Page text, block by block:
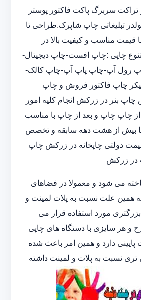
تراکت سربرگ پاکت فاکتور پوستر
تبلیغاتی چاپ شاپرک.طراحی تا
قیمت مناسب و کیفیت بالا در
چاپی :چاپ افست-چاپ دیجیتال-
5 رنگ-چاپ رول آپ-چاپ پاپ آپ-چاپ کالک-
چاپ فاکتور فروش و چاپ
چاپ بنر در زرکش انجام کلیه امور
چاپ چاپ و بعد از چاپ با مناسب
با بیش از هشت دهه سابقه و تخصص
دولتی چاپخانه در زرکش چاپ
در زرکش
می شود و معمولا در فضاهای
همین علت نسبت به پلات لمینت و
بزرگتری مورد استفاده قرار می
و هر سایزی با دستگاه های چاپی
دارد و همین امر باعث شده
تری نسبت به پلات و لمینت داشته